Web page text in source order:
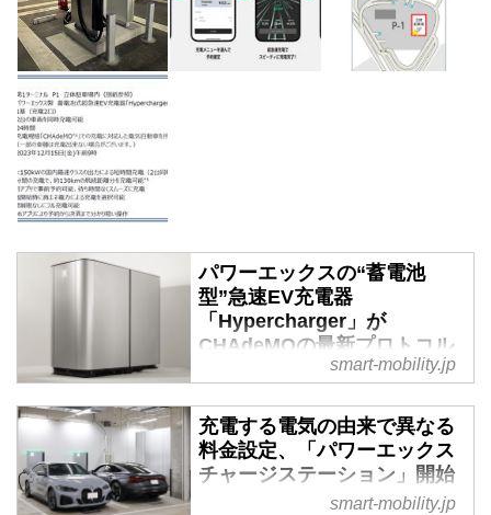
パワーエックスの“蓄電池
型”急速EV充電器
「Hypercharger」が
CHAdeMOの最新プロトコル
に対応 - スマートモビリティ
株式会社パワーエックスの蓄電池
型超急速EV充電器
「Hypercharger」のStandardモデ
ルとCompactモデルが、国際標準
smart-mobility.jp
充電する電気の由来で異なる
料金設定、「パワーエックス
チャージステーション」開始
- スマートモビリティJP
smart-mobility.jp